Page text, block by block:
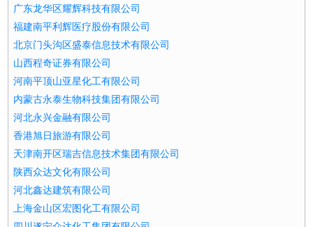
广东龙华区耀辉科技有限公司
福建南平利辉医疗股份有限公司
北京门头沟区盛泰信息技术有限公司
山西程奇证券有限公司
河南平顶山亚星化工有限公司
内蒙古永泰生物科技集团有限公司
河北永兴金融有限公司
香港旭日旅游有限公司
天津南开区瑞吉信息技术集团有限公司
陕西众达文化有限公司
河北鑫达建筑有限公司
上海金山区宏图化工有限公司